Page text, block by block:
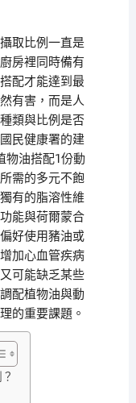
取比例一直是
房裡同時備有
配才能達到最
有害，而是人
類與比例是否
民健康署的建
物油搭配1份動
需的多元不飽
有的脂溶性維
能與荷爾蒙合
好使用豬油或
加心血管疾病
可能缺乏某些
配植物油與動
的重要課題。